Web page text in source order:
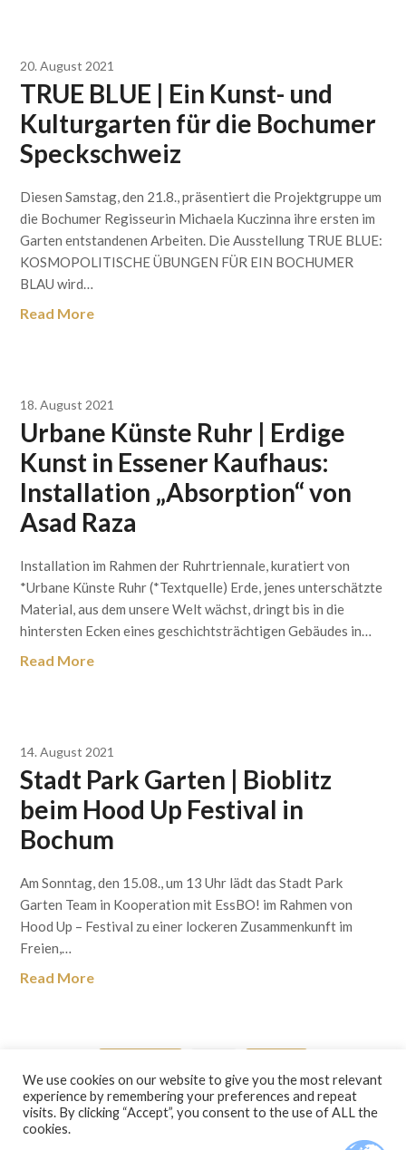
20. August 2021
TRUE BLUE | Ein Kunst- und
Kulturgarten für die Bochumer
Speckschweiz
Diesen Samstag, den 21.8., präsentiert die Projektgruppe um
die Bochumer Regisseurin Michaela Kuczinna ihre ersten im
Garten entstandenen Arbeiten. Die Ausstellung TRUE BLUE:
KOSMOPOLITISCHE ÜBUNGEN FÜR EIN BOCHUMER
BLAU wird…
Read More
18. August 2021
Urbane Künste Ruhr | Erdige
Kunst in Essener Kaufhaus:
Installation „Absorption“ von
Asad Raza
Installation im Rahmen der Ruhrtriennale, kuratiert von
*Urbane Künste Ruhr (*Textquelle) Erde, jenes unterschätzte
Material, aus dem unsere Welt wächst, dringt bis in die
hintersten Ecken eines geschichtsträchtigen Gebäudes in…
Read More
14. August 2021
Stadt Park Garten | Bioblitz
beim Hood Up Festival in
Bochum
Am Sonntag, den 15.08., um 13 Uhr lädt das Stadt Park
Garten Team in Kooperation mit EssBO! im Rahmen von
Hood Up – Festival zu einer lockeren Zusammenkunft im
Freien,…
Read More
We use cookies on our website to give you the most relevant
experience by remembering your preferences and repeat
visits. By clicking “Accept”, you consent to the use of ALL the
cookies.